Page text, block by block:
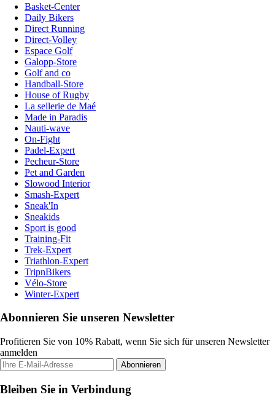
Basket-Center
Daily Bikers
Direct Running
Direct-Volley
Espace Golf
Galopp-Store
Golf and co
Handball-Store
House of Rugby
La sellerie de Maé
Made in Paradis
Nauti-wave
On-Fight
Padel-Expert
Pecheur-Store
Pet and Garden
Slowood Interior
Smash-Expert
Sneak'In
Sneakids
Sport is good
Training-Fit
Trek-Expert
Triathlon-Expert
TripnBikers
Vélo-Store
Winter-Expert
Abonnieren Sie unseren Newsletter
Profitieren Sie von 10% Rabatt, wenn Sie sich für unseren Newsletter
anmelden
Abonnieren
Bleiben Sie in Verbindung